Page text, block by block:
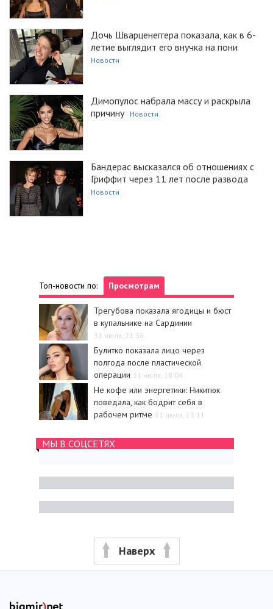
Дочь Шварценеггера показала, как в 6-
летие выглядит его внучка на пони
Новости
Димопулос набрала массу и раскрыла
причину
Новости
Бандерас высказался об отношениях с
Гриффит через 11 лет после развода
Новости
Топ-новости по: Просмотрам
Трегубова показала ягодицы и бюст
в купальнике на Сардинии
31 июля, 21:36
Булитко показала лицо через
полгода после пластической
операции 31 июля, 18:04
Не кофе или энергетики: Никитюк
поведала, как бодрит себя в
рабочем ритме 31 июля, 23:11
МЫ В СОЦСЕТЯХ
Наверх